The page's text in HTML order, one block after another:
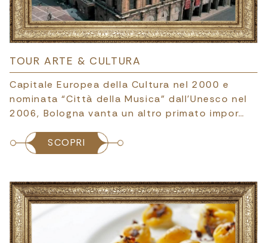
TOUR ARTE & CULTURA
Capitale Europea della Cultura nel 2000 e
nominata “Città della Musica” dall’Unesco nel
2006, Bologna vanta un altro primato impor…
SCOPRI